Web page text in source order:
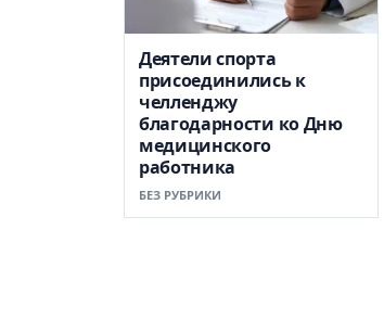
Деятели спорта
присоединились к
челленджу
благодарности ко Дню
медицинского
работника
БЕЗ РУБРИКИ